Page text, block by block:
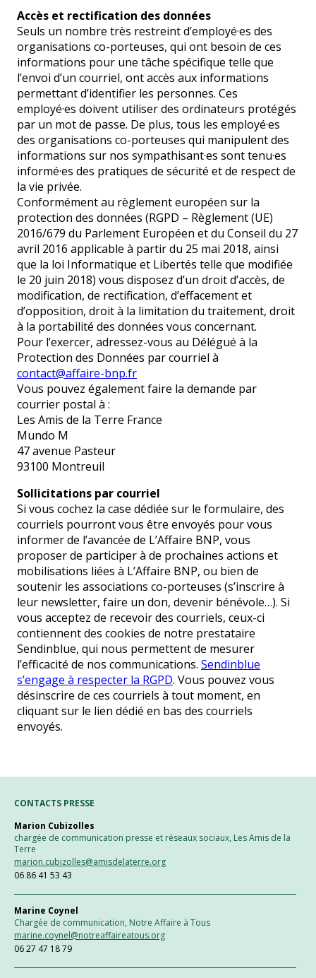
Accès et rectification des données
Seuls un nombre très restreint d’employé·es des
organisations co-porteuses, qui ont besoin de ces
informations pour une tâche spécifique telle que
l’envoi d’un courriel, ont accès aux informations
permettant d’identifier les personnes. Ces
employé·es doivent utiliser des ordinateurs protégés
par un mot de passe. De plus, tous les employé·es
des organisations co-porteuses qui manipulent des
informations sur nos sympathisant·es sont tenu·es
informé·es des pratiques de sécurité et de respect de
la vie privée.
Conformément au règlement européen sur la
protection des données (RGPD – Règlement (UE)
2016/679 du Parlement Européen et du Conseil du 27
avril 2016 applicable à partir du 25 mai 2018, ainsi
que la loi Informatique et Libertés telle que modifiée
le 20 juin 2018) vous disposez d’un droit d’accès, de
modification, de rectification, d’effacement et
d’opposition, droit à la limitation du traitement, droit
à la portabilité des données vous concernant.
Pour l’exercer, adressez-vous au Délégué à la
Protection des Données par courriel à
contact@affaire-bnp.fr
Vous pouvez également faire la demande par
courrier postal à :
Les Amis de la Terre France
Mundo M
47 avenue Pasteur
93100 Montreuil
Sollicitations par courriel
Si vous cochez la case dédiée sur le formulaire, des
courriels pourront vous être envoyés pour vous
informer de l’avancée de L’Affaire BNP, vous
proposer de participer à de prochaines actions et
mobilisations liées à L’Affaire BNP, ou bien de
soutenir les associations co-porteuses (s’inscrire à
leur newsletter, faire un don, devenir bénévole…). Si
vous acceptez de recevoir des courriels, ceux-ci
contiennent des cookies de notre prestataire
Sendinblue, qui nous permettent de mesurer
l’efficacité de nos communications. Sendinblue
s’engage à respecter la RGPD. Vous pouvez vous
désinscrire de ces courriels à tout moment, en
cliquant sur le lien dédié en bas des courriels
envoyés.
CONTACTS PRESSE
Marion Cubizolles
chargée de communication presse et réseaux sociaux, Les Amis de la
Terre
marion.cubizolles@amisdelaterre.org
06 86 41 53 43
Marine Coynel
Chargée de communication, Notre Affaire à Tous
marine.coynel@notreaffaireatous.org
06 27 47 18 79